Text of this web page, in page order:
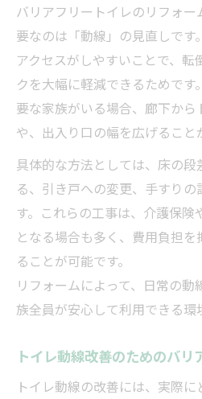
バリアフリートイレのリフォ
要なのは「動線」の見直しです
アクセスがしやすいことで、転
クを大幅に軽減できるためで
要な家族がいる場合、廊下か
や、出入り口の幅を広げること
具体的な方法としては、床の
る、引き戸への変更、手すりの
す。これらの工事は、介護保
となる場合も多く、費用負担
ることが可能です。
リフォームによって、日常の動
族全員が安心して利用できる環
トイレ動線改善のためのバリ
トイレ動線の改善には、実際